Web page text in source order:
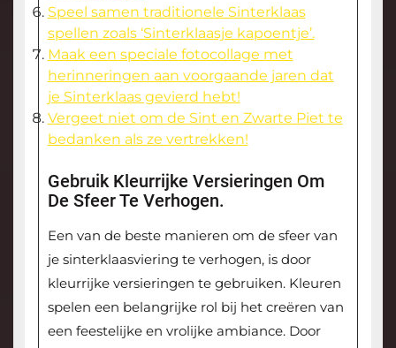
Speel samen traditionele Sinterklaas
spellen zoals ‘Sinterklaasje kapoentje’.
Maak een speciale fotocollage met
herinneringen aan voorgaande jaren dat
je Sinterklaas gevierd hebt!
Vergeet niet om de Sint en Zwarte Piet te
bedanken als ze vertrekken!
Gebruik Kleurrijke Versieringen Om
De Sfeer Te Verhogen.
Een van de beste manieren om de sfeer van
je sinterklaasviering te verhogen, is door
kleurrijke versieringen te gebruiken. Kleuren
spelen een belangrijke rol bij het creëren van
een feestelijke en vrolijke ambiance. Door